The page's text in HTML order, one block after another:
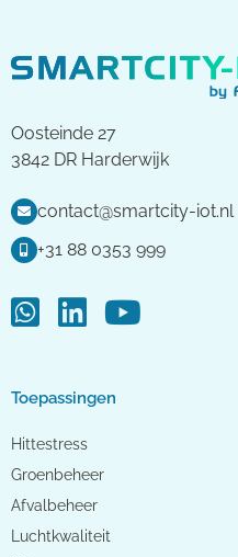
Oosteinde 27
3842 DR Harderwijk
contact@smartcity-iot.nl
+31 88 0353 999
Toepassingen
Hittestress
Groenbeheer
Afvalbeheer
Luchtkwaliteit